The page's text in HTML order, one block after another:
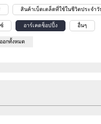
สินค้าเบ็ดเตล็ดที่ใช้ในชีวิตประจำวั
อาร์เคดช็อปปิ้ง อื่นๆ
อกทั้งหมด